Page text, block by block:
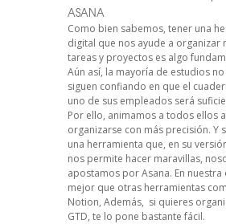
ASANA
Como bien sabemos, tener una
digital que nos ayude a organizar
tareas y proyectos es algo
Aún así, la mayoría de estudios
siguen confiando en que el
uno de sus empleados será
Por ello, animamos a todos ellos
organizarse con más precisión. Y
una herramienta que, en su
nos permite hacer maravillas,
apostamos por Asana. En
mejor que otras herramientas
Notion, Además, si quieres
GTD, te lo pone bastante fácil.